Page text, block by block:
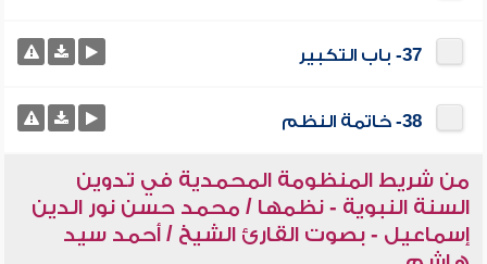
37- باب التكبير
38- خاتمة النظم
من شريط المنظومة المحمدية في تدوين
السنة النبوية - نظمها / محمد حسن نور الدين
إسماعيل - بصوت القارئ الشيخ / أحمد سيد